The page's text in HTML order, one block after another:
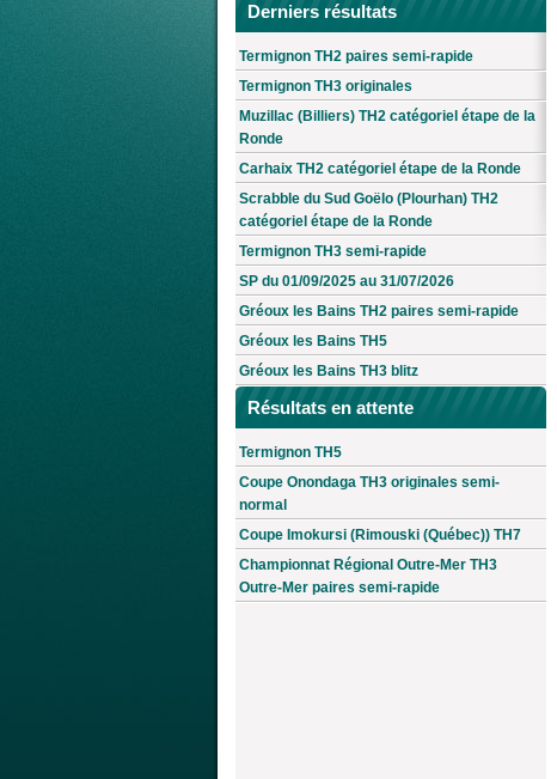
Derniers résultats
Termignon TH2 paires semi-rapide
Termignon TH3 originales
Muzillac (Billiers) TH2 catégoriel étape de la
Ronde
Carhaix TH2 catégoriel étape de la Ronde
Scrabble du Sud Goëlo (Plourhan) TH2
catégoriel étape de la Ronde
Termignon TH3 semi-rapide
SP du 01/09/2025 au 31/07/2026
Gréoux les Bains TH2 paires semi-rapide
Gréoux les Bains TH5
Gréoux les Bains TH3 blitz
Résultats en attente
Termignon TH5
Coupe Onondaga TH3 originales semi-
normal
Coupe Imokursi (Rimouski (Québec)) TH7
Championnat Régional Outre-Mer TH3
Outre-Mer paires semi-rapide